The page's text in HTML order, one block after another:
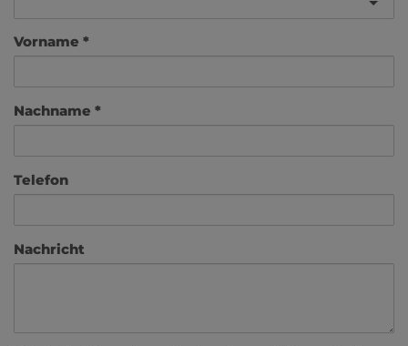
Vorname
Nachname
Telefon
Nachricht